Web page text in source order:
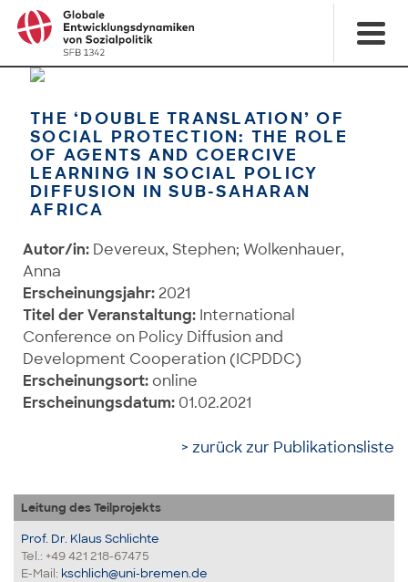
THE ‘DOUBLE TRANSLATION’ OF
SOCIAL PROTECTION: THE ROLE
OF AGENTS AND COERCIVE
LEARNING IN SOCIAL POLICY
DIFFUSION IN SUB-SAHARAN
AFRICA
Autor/in: Devereux, Stephen; Wolkenhauer,
Anna
Erscheinungsjahr: 2021
Titel der Veranstaltung: International
Conference on Policy Diffusion and
Development Cooperation (ICPDDC)
Erscheinungsort:online
Erscheinungsdatum: 01.02.2021
> zurück zur Publikationsliste
Leitung des Teilprojekts
Prof. Dr. Klaus Schlichte
Tel.: +49 421 218-67475
E-Mail: kschlich@uni-bremen.de